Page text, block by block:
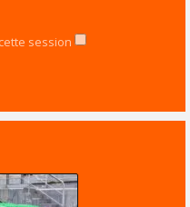
session